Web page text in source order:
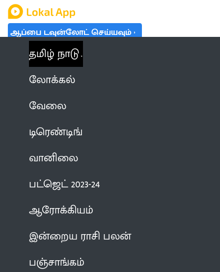
ஆப்பை டவுன்லோட் செய்யவும்
தமிழ் நாடு
லோக்கல்
வேலை
டிரெண்டிங்
வானிலை
பட்ஜெட் 2023-24
ஆரோக்கியம்
இன்றைய ராசி பலன்
பஞ்சாங்கம்